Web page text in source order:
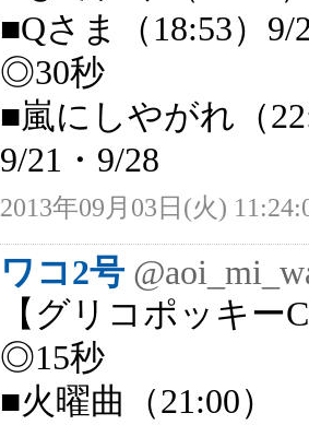
■Qさま（18:53）9/
◎30秒
■嵐にしやがれ（
9/21・9/28
2013年09月03日(火)
ワコ2号
【グリコポッキ
◎15秒
■火曜曲（21:00）